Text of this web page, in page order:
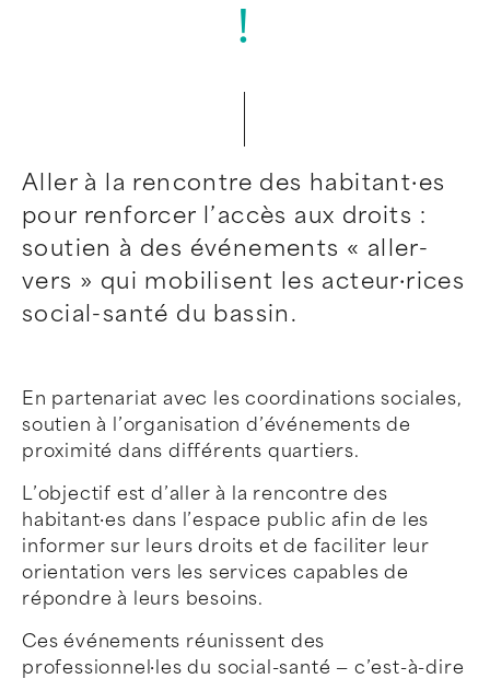
!
Aller à la rencontre des habitant·es
pour renforcer l’accès aux droits :
soutien à des événements « aller-
vers » qui mobilisent les acteur·rices
social-santé du bassin.
En partenariat avec les coordinations sociales,
soutien à l’organisation d’événements de
proximité dans différents quartiers.
L’objectif est d’aller à la rencontre des
habitant·es dans l’espace public afin de les
informer sur leurs droits et de faciliter leur
orientation vers les services capables de
répondre à leurs besoins.
Ces événements réunissent des
professionnel·les du social-santé — c’est-à-dire